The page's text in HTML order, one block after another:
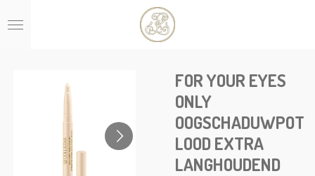
direct
FOR YOUR EYES
ONLY
OOGSCHADUWPOT
LOOD EXTRA
LANGHOUDEND